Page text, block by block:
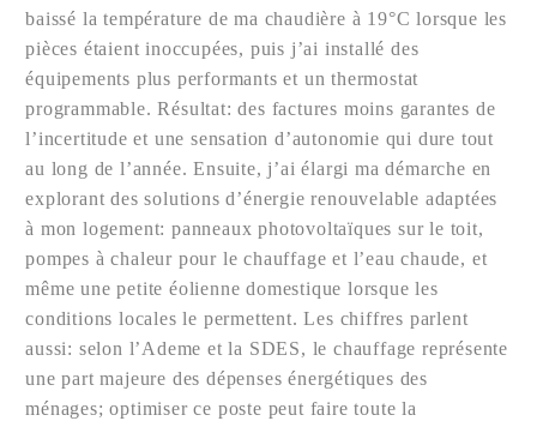
baissé la température de ma chaudière à 19°C lorsque les
pièces étaient inoccupées, puis j’ai installé des
équipements plus performants et un thermostat
programmable. Résultat: des factures moins garantes de
l’incertitude et une sensation d’autonomie qui dure tout
au long de l’année. Ensuite, j’ai élargi ma démarche en
explorant des solutions d’énergie renouvelable adaptées
à mon logement: panneaux photovoltaïques sur le toit,
pompes à chaleur pour le chauffage et l’eau chaude, et
même une petite éolienne domestique lorsque les
conditions locales le permettent. Les chiffres parlent
aussi: selon l’Ademe et la SDES, le chauffage représente
une part majeure des dépenses énergétiques des
ménages; optimiser ce poste peut faire toute la